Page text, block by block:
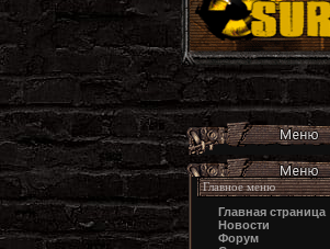
Главное меню
Главная страница
Новости
Форум